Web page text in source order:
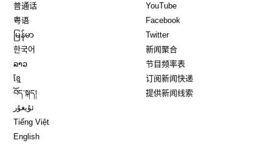
普通话
粤语
မြန်မာ
한국어
ລາວ
ខ្មែ
བོད་སྐད།
ئۇيغۇر
Tiếng Việt
English
YouTube
Facebook
TwitterOpens in new window
新闻聚合
节目频率表
订阅新闻快递
提供新闻线索